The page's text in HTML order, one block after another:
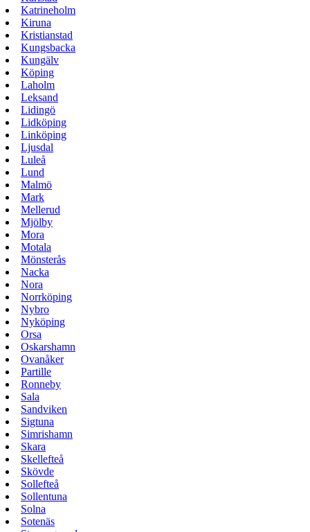
Katrineholm
Kiruna
Kristianstad
Kungsbacka
Kungälv
Köping
Laholm
Leksand
Lidingö
Lidköping
Linköping
Ljusdal
Luleå
Lund
Malmö
Mark
Mellerud
Mjölby
Mora
Motala
Mönsterås
Nacka
Nora
Norrköping
Nybro
Nyköping
Orsa
Oskarshamn
Ovanåker
Partille
Ronneby
Sala
Sandviken
Sigtuna
Simrishamn
Skara
Skellefteå
Skövde
Sollefteå
Sollentuna
Solna
Sotenäs